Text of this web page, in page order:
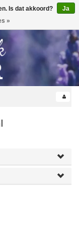
0
Is dat akkoord?
Ja
»